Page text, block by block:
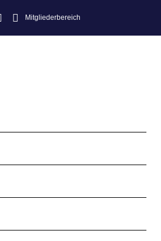
Mitgliederbereich